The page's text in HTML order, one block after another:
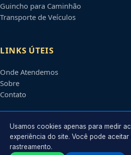
Guincho para Caminhão
Transporte de Veículos
LINKS ÚTEIS
Onde Atendemos
Sobre
Contato
CONTATO
Atendimento em
Usamos cookies apenas para medir
experiência do site. Você pode
rastreamento.